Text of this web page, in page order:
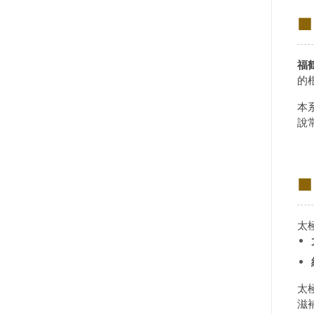
■
福
的
本
說
■
太
太
滋